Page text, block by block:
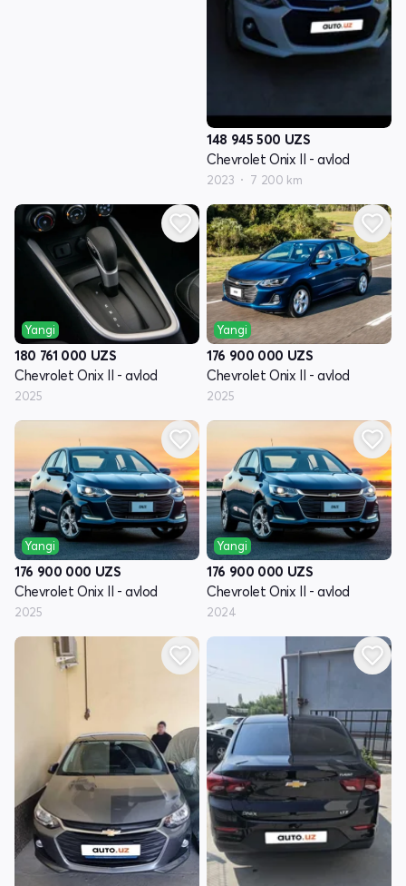
148 945 500 UZS
Chevrolet Onix II - avlod
2023 7 200 km
Yangi
180 761 000 UZS
Chevrolet Onix II - avlod
2025
Yangi
176 900 000 UZS
Chevrolet Onix II - avlod
2025
Yangi
176 900 000 UZS
Chevrolet Onix II - avlod
2025
Yangi
176 900 000 UZS
Chevrolet Onix II - avlod
2024